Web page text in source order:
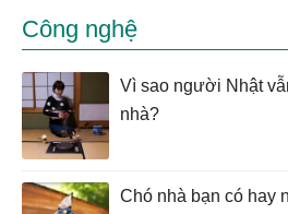
Công nghệ
Vì sao người Nhật
nhà?
Chó nhà bạn có hay